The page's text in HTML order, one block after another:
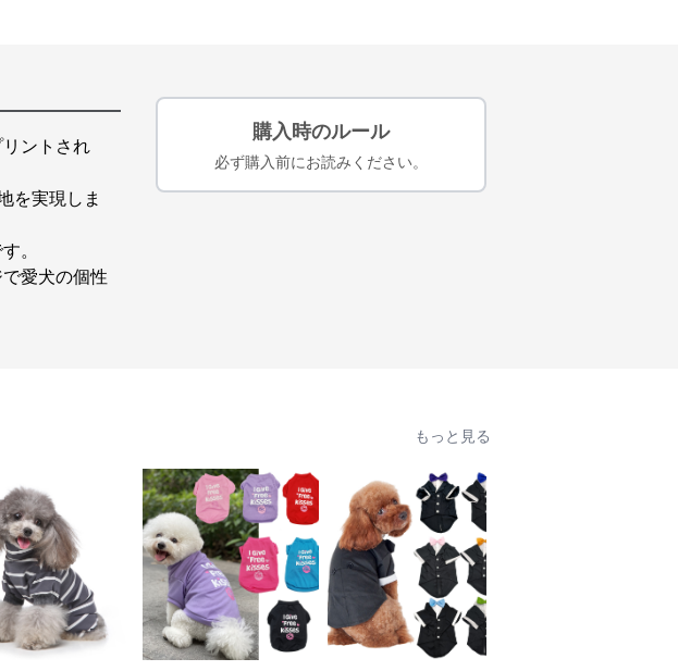
ントされ
を実現しま
。
愛犬の個性
購入時のルール
必ず購入前にお読みください。
もっと見る